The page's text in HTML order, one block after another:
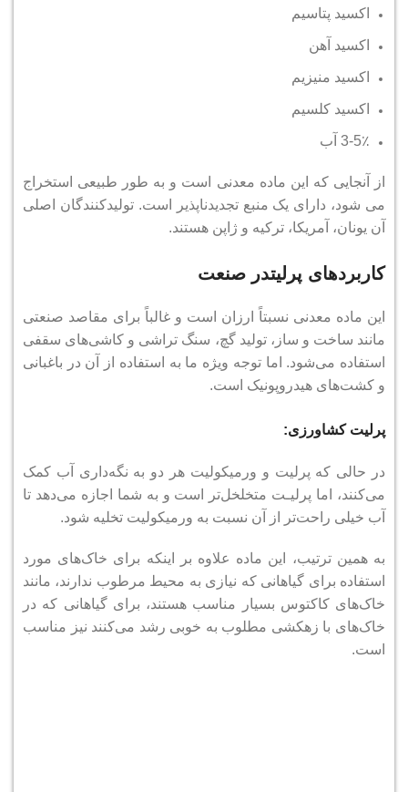
اکسید پتاسیم
اکسید آهن
اکسید منیزیم
اکسید کلسیم
3-5٪ آب
از آنجایی که این ماده معدنی است و به طور طبیعی استخراج
می شود، دارای یک منبع تجدیدناپذیر است.تولیدکنندگان اصلی
آن یونان، آمریکا، ترکیه و ژاپن هستند.
کاربردهای پرلیتدر صنعت
این ماده معدنی نسبتاً ارزان است و غالباً برای مقاصد صنعتی
مانند ساخت و ساز، تولید گچ، سنگ تراشی و کاشی‌های سقفی
استفاده می‌شود. اما توجه ویژه ما به استفاده از آن در باغبانی
و کشت‌های هیدروپونیک است.
پرلیت کشاورزی:
در حالی که پرلیت و ورمیکولیت هر دو به نگه‌داری آب کمک
می‌کنند، اما پرلیـت متخلخل‌تر است و به شما اجازه می‌دهد تا
آب خیلی راحت‌تر از آن نسبت به ورمیکولیت تخلیه شود.
به همین ترتیب، این ماده علاوه بر اینکه برای خاک‌های مورد
استفاده برای گیاهانی که نیازی به محیط مرطوب ندارند، مانند
خاک‌های کاکتوس بسیار مناسب هستند، برای گیاهانی که در
خاک‌های با زهکشی مطلوب به خوبی رشد می‌کنند نیز مناسب
است.